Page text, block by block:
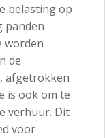
belasting op
panden
worden
de
afgetrokken
is ook om te
verhuur. Dit
voor